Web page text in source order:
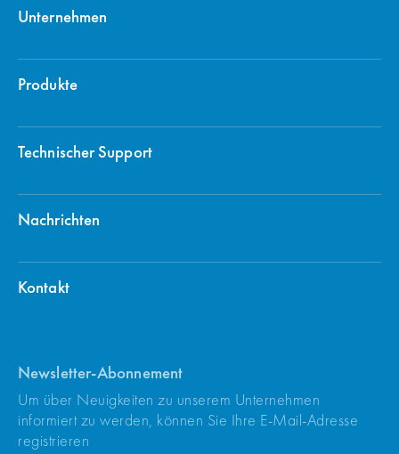
Unternehmen
Produkte
Technischer Support
Nachrichten
Kontakt
Newsletter-Abonnement
Um über Neuigkeiten zu unserem Unternehmen
informiert zu werden, können Sie Ihre E-Mail-Adresse
registrieren